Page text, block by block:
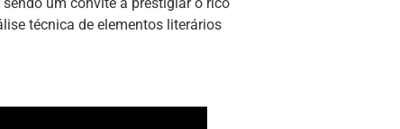
um convite a prestigiar o rico
técnica de elementos literários